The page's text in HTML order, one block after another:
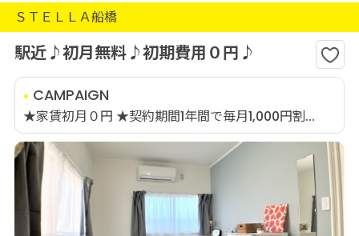
ＳＴＥＬＬＡ船橋
駅近♪初月無料♪初期費用０円♪
CAMPAIGN
★家賃初月０円 ★契約期間1年間で毎月1,000円割...